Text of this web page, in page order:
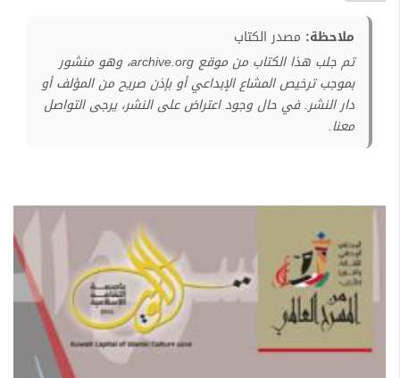
ملاحظة: مصدر الكتاب
تم جلب هذا الكتاب من موقع archive.org، وهو منشور
بموجب ترخيص المشاع الإبداعي أو بإذن صريح من المؤلف أو
دار النشر. في حال وجود اعتراض على النشر، يرجى التواصل
معنا.